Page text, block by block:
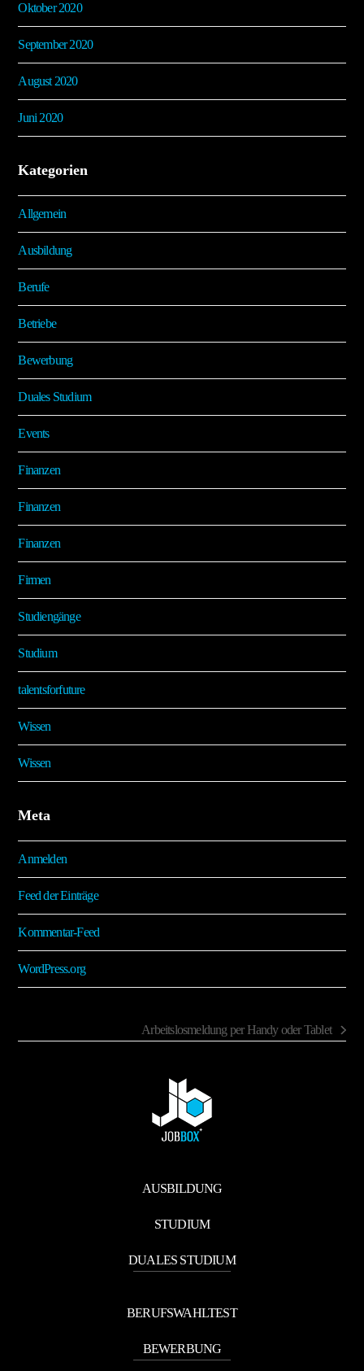
Oktober 2020
September 2020
August 2020
Juni 2020
Kategorien
Allgemein
Ausbildung
Berufe
Betriebe
Bewerbung
Duales Studium
Events
Finanzen
Finanzen
Finanzen
Firmen
Studiengänge
Studium
talentsforfuture
Wissen
Wissen
Meta
Anmelden
Feed der Einträge
Kommentar-Feed
WordPress.org
Nächster
Arbeitslosmeldung per Handy oder Tablet
AUSBILDUNG
STUDIUM
DUALES STUDIUM
BERUFSWAHLTEST
BEWERBUNG